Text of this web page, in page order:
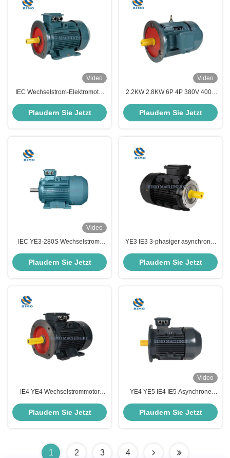
Video
IEC Wechselstrom-Elektromotor
50hz Wechselstrom-
Induktionsmotor
Plaudern Sie Jetzt
Video
2.2KW 2.8KW 6P 4P 380V 400V
Induktionsmotor B5
Wechselstrommotor
Plaudern Sie Jetzt
Video
IEC YE3-280S Wechselstrom-
Dreiphasige Wechselstrom-
Induktionsmotor
Plaudern Sie Jetzt
YE3 IE3 3-phasiger asynchroner
Wechselstrommotor IP55 IP54
Plaudern Sie Jetzt
IE4 YE4 Wechselstrommotor
Wechselstrommotor
Plaudern Sie Jetzt
Video
YE4 YE5 IE4 IE5 Asynchrone
20kw Wechselstrommotor für
Plaudern Sie Jetzt
1 2 3 4